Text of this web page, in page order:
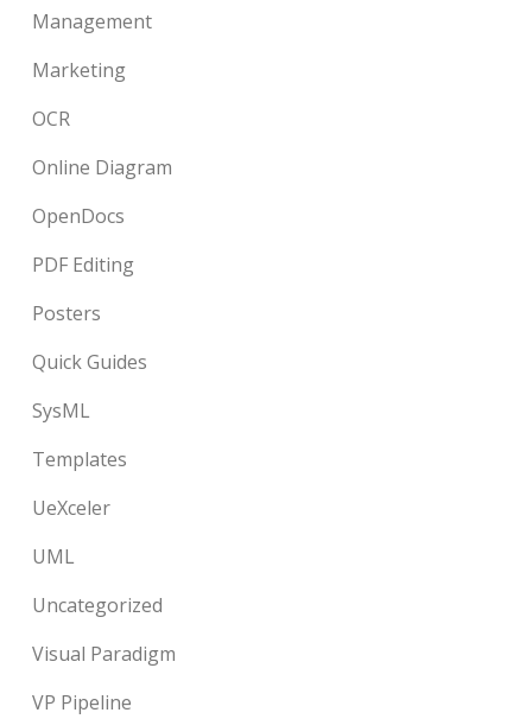
Management
Marketing
OCR
Online Diagram
OpenDocs
PDF Editing
Posters
Quick Guides
SysML
Templates
UeXceler
UML
Uncategorized
Visual Paradigm
VP Pipeline